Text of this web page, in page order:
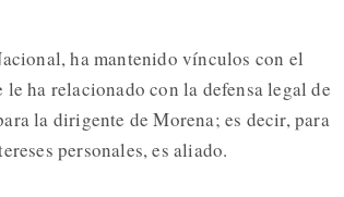
ha mantenido vínculos con el
ha relacionado con la defensa legal de
la dirigente de Morena; es decir, para
personales, es aliado.